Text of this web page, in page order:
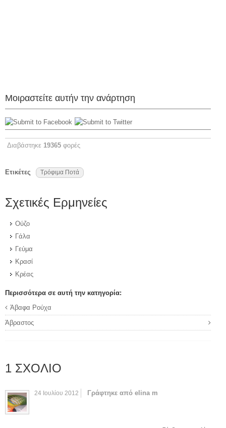
Μοιραστείτε αυτήν την ανάρτηση
Διαβάστηκε 19365 φορές
Ετικέτες Τρόφιμα Ποτά
Σχετικές Ερμηνείες
Ούζο
Γάλα
Γεύμα
Κρασί
Κρέας
Περισσότερα σε αυτή την κατηγορία:
Άβαφα Ρούχα
Άβραστος
1 ΣΧΌΛΙΟ
24 Ιουλίου 2012 Γράφτηκε από elina m